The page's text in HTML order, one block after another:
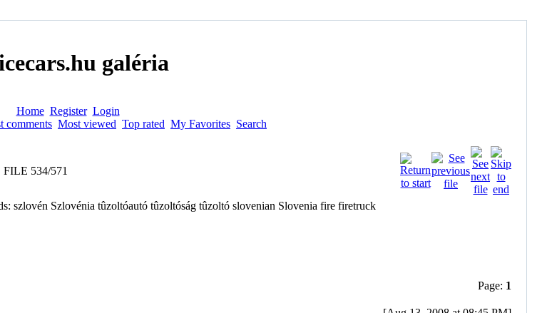
galéria
Home Register Login
comments Most viewed Top rated My Favorites Search
FILE 534/571
Page: 1